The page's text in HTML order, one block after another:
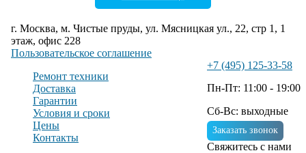
г. Москва, м. Чистые пруды, ул. Мясницкая ул., 22, стр 1, 1
этаж, офис 228
Пользовательское соглашение
Ремонт техники
Доставка
Гарантии
Условия и сроки
Цены
Контакты
+7 (495) 125-33-58
Пн-Пт: 11:00 - 19:00
Сб-Вс: выходные
Заказать звонок
Свяжитесь с нами